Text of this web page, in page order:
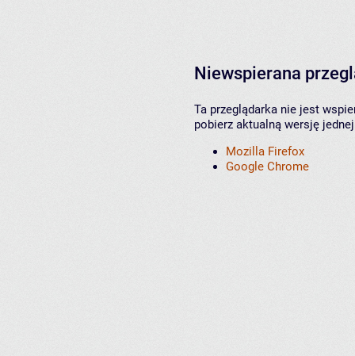
Niewspierana
Ta przeglądarka nie jest
pobierz aktualną wersję
Mozilla Firefox
Google Chrome